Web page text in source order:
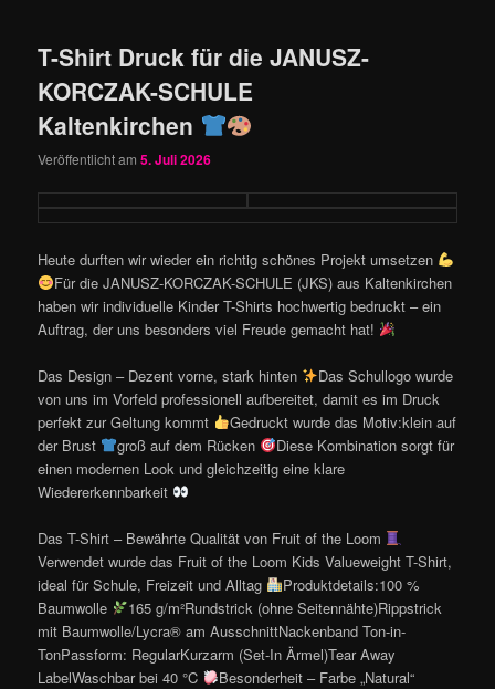
T-Shirt Druck für die JANUSZ-
KORCZAK-SCHULE
Kaltenkirchen
Veröffentlicht am5. Juli 2026
Heute durften wir wieder ein richtig schönes Projekt umsetzen
Für die JANUSZ-KORCZAK-SCHULE (JKS) aus Kaltenkirchen
haben wir individuelle Kinder T-Shirts hochwertig bedruckt – ein
Auftrag, der uns besonders viel Freude gemacht hat!
Das Design – Dezent vorne, stark hinten
Das Schullogo wurde
von uns im Vorfeld professionell aufbereitet, damit es im Druck
perfekt zur Geltung kommt
Gedruckt wurde das Motiv:klein auf
der Brust
groß auf dem Rücken
Diese Kombination sorgt für
einen modernen Look und gleichzeitig eine klare
Wiedererkennbarkeit
Das T-Shirt – Bewährte Qualität von Fruit of the Loom
Verwendet wurde das Fruit of the Loom Kids Valueweight T-Shirt,
ideal für Schule, Freizeit und Alltag
Produktdetails:100 %
Baumwolle
165 g/m²Rundstrick (ohne Seitennähte)Rippstrick
mit Baumwolle/Lycra® am AusschnittNackenband Ton-in-
TonPassform: RegularKurzarm (Set-In Ärmel)Tear Away
LabelWaschbar bei 40 °C
Besonderheit – Farbe „Natural“